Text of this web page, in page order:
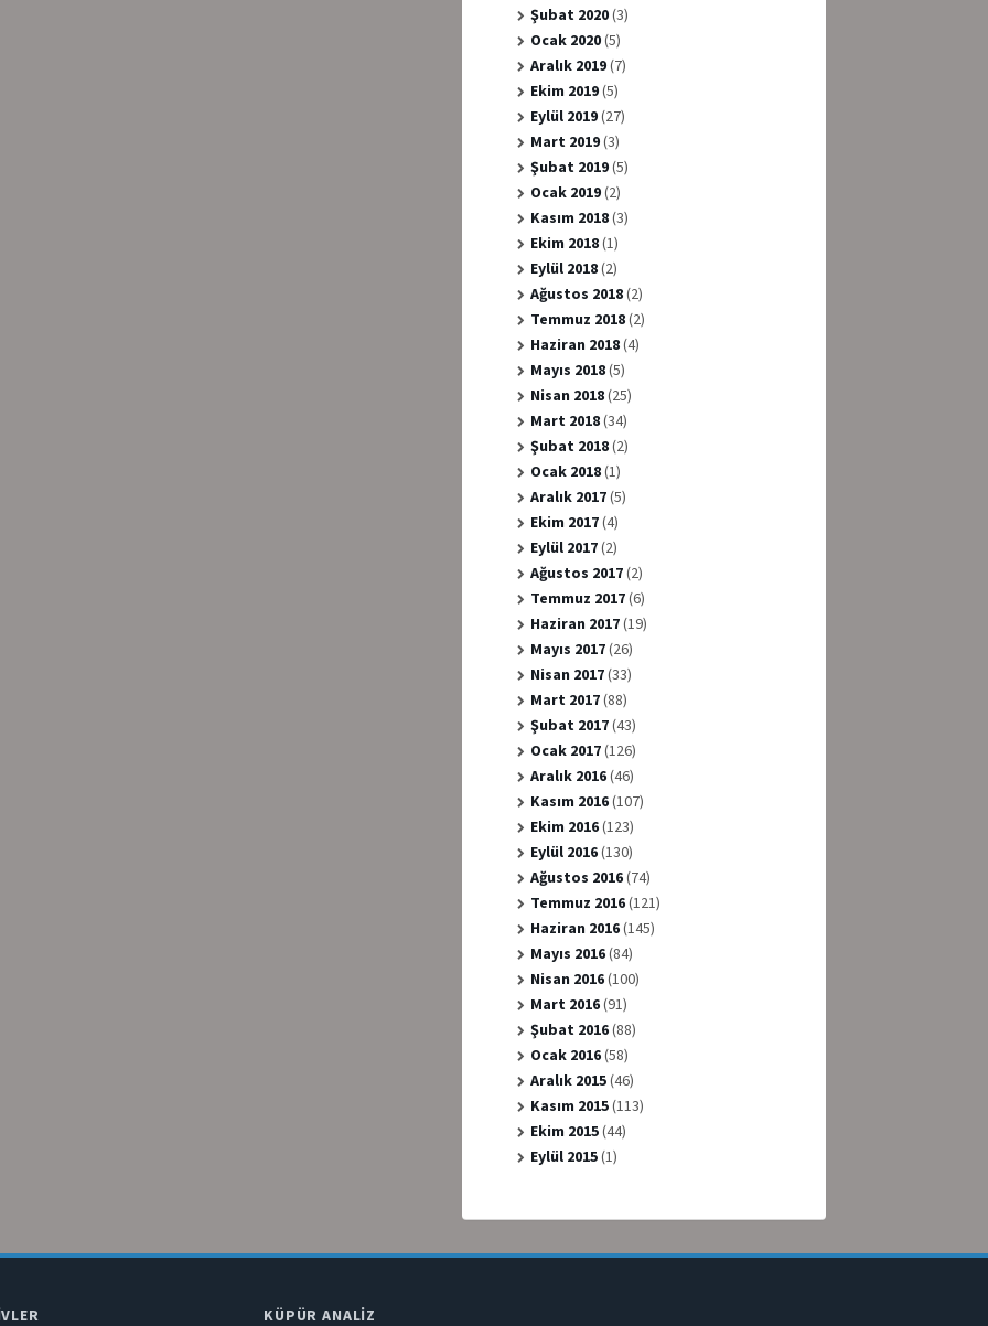
Şubat 2020(3)
Ocak 2020(5)
Aralık 2019(7)
Ekim 2019(5)
Eylül 2019(27)
Mart 2019(3)
Şubat 2019(5)
Ocak 2019(2)
Kasım 2018(3)
Ekim 2018(1)
Eylül 2018(2)
Ağustos 2018(2)
Temmuz 2018(2)
Haziran 2018(4)
Mayıs 2018(5)
Nisan 2018(25)
Mart 2018(34)
Şubat 2018(2)
Ocak 2018(1)
Aralık 2017(5)
Ekim 2017(4)
Eylül 2017(2)
Ağustos 2017(2)
Temmuz 2017(6)
Haziran 2017(19)
Mayıs 2017(26)
Nisan 2017(33)
Mart 2017(88)
Şubat 2017(43)
Ocak 2017(126)
Aralık 2016(46)
Kasım 2016(107)
Ekim 2016(123)
Eylül 2016(130)
Ağustos 2016(74)
Temmuz 2016(121)
Haziran 2016(145)
Mayıs 2016(84)
Nisan 2016(100)
Mart 2016(91)
Şubat 2016(88)
Ocak 2016(58)
Aralık 2015(46)
Kasım 2015(113)
Ekim 2015(44)
Eylül 2015(1)
KÜPÜR ANALIZ